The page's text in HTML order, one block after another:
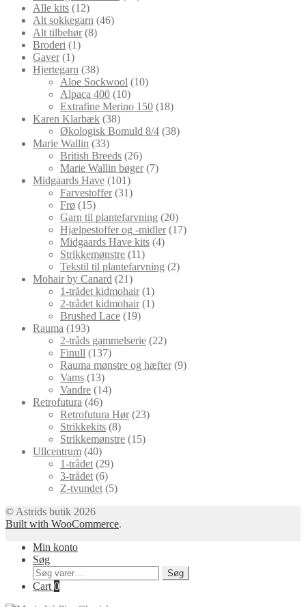
Alle kits 1212
varer
Alt sokkegarn 4646
Alt tilbehør 88
Broderi 11
Gaver 11
vare
Hjertegarn 3838
varer
Aloe Sockwool 1010
Alpaca 400 1010
varer
Extrafine Merino 150 1818
Karen Klarbæk 3838
varer
Økologisk Bomuld 8/4 3838
Marie Wallin 3333
varer
British Breeds 2626
varer
Marie Wallin bøger 77
Midgaards Have 101101
varer
Farvestoffer 3131
Frø 1515
varer
Garn til plantefarvning 2020
varer
Hjælpestoffer og -midler 1717
Midgaards Have kits 44
Strikkemønstre 1111
varer
Tekstil til plantefarvning 22
Mohair by Canard 2121
varer
1-trådet kidmohair 11
vare
2-trådet kidmohair 11
Brushed Lace 1919
Rauma 193193
varer
2-tråds gammelserie 2222
Finull 137137
varer
Rauma mønstre og hæfter 99
Vams 1313
varer
Vandre 1414
Retrofutura 4646
varer
Retrofutura Hør 2323
Strikkekits 88
varer
Strikkemønstre 1515
Ullcentrum 4040
varer
1-trådet 2929
3-trådet 66
varer
Z-tvundet 55
© Astrids butik 2026
Built with WooCommerce.
Min konto
Søg
Søg
efter:
Søg
Cart 0